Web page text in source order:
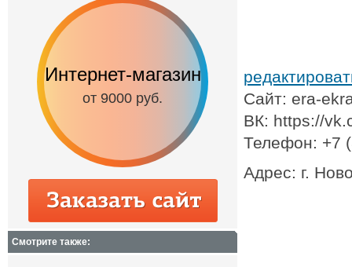
Сайт: era-
ВК: https://
Телефон: +7
Адрес: г.
магазин
руб.
Сайт-визитка
от 3500 руб.
Сайт с
от
Смотрите также: